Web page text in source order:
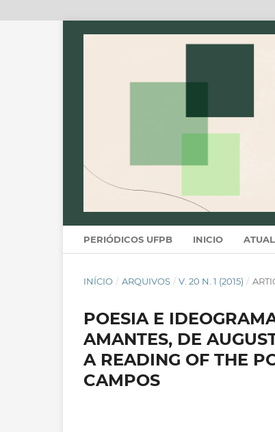
PERIÓDICOS UFPB INICIO ATUAL
INÍCIO / ARQUIVOS / V. 20 N. 1 (2015) /
POESIA E
AMANTES, DE
A READING OF THE
CAMPOS